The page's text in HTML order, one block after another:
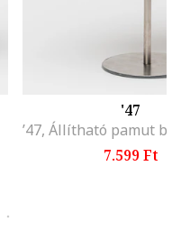
'47
7.599 Ft